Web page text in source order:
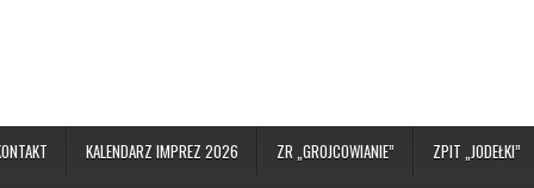
KALENDARZ IMPREZ 2026 ZR „GROJCOWIANIE” ZPIT „JODEŁKI”